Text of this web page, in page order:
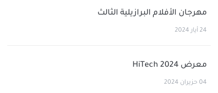
مهرجان الأفلام البرازيلية الثالث
24 أيار 2024
معرض HiTech 2024
04 حزيران 2024